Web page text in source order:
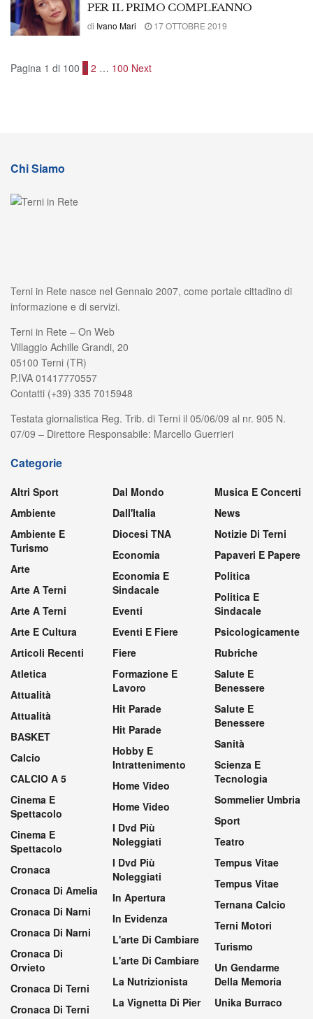
PER IL PRIMO COMPLEANNO
di Ivano Mari 17 OTTOBRE 2019
Pagina 1 di 100 1 2 … 100 Next
Chi Siamo
Terni in Rete nasce nel Gennaio 2007, come portale cittadino di
informazione e di servizi.
Terni in Rete – On Web
Villaggio Achille Grandi, 20
05100 Terni (TR)
P.IVA 01417770557
Contatti (+39) 335 7015948
Testata giornalistica Reg. Trib. di Terni il 05/06/09 al nr. 905 N.
07/09 – Direttore Responsabile: Marcello Guerrieri
Categorie
Altri Sport
Ambiente
Ambiente E
Turismo
Arte
Arte A Terni
Arte A Terni
Arte E Cultura
Articoli Recenti
Atletica
Attualità
Attualità
BASKET
Calcio
CALCIO A 5
Cinema E
Spettacolo
Cinema E
Spettacolo
Cronaca
Cronaca Di Amelia
Cronaca Di Narni
Cronaca Di Narni
Cronaca Di
Orvieto
Cronaca Di Terni
Cronaca Di Terni
Dal Mondo
Dall'Italia
Diocesi TNA
Economia
Economia E
Sindacale
Eventi
Eventi E Fiere
Fiere
Formazione E
Lavoro
Hit Parade
Hit Parade
Hobby E
Intrattenimento
Home Video
Home Video
I Dvd Più
Noleggiati
I Dvd Più
Noleggiati
In Apertura
In Evidenza
L'arte Di Cambiare
L'arte Di Cambiare
La Nutrizionista
La Vignetta Di Pier
Musica E Concerti
News
Notizie Di Terni
Papaveri E Papere
Politica
Politica E
Sindacale
Psicologicamente
Rubriche
Salute E
Benessere
Salute E
Benessere
Sanità
Scienza E
Tecnologia
Sommelier Umbria
Sport
Teatro
Tempus Vitae
Tempus Vitae
Ternana Calcio
Terni Motori
Turismo
Un Gendarme
Della Memoria
Unika Burraco